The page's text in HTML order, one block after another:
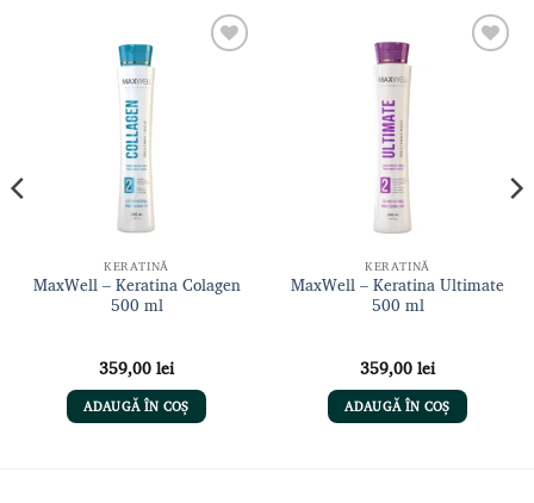
KERATINĂ
MaxWell – Keratina Colagen
500 ml
359,00lei
ADAUGĂ ÎN COȘ
KERATINĂ
MaxWell – Keratina Ultimate
500 ml
359,00lei
ADAUGĂ ÎN COȘ